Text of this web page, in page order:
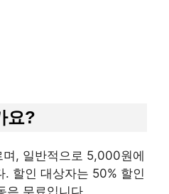
요?
며, 일반적으로 5,000원에
할인 대상자는 50% 할인
은 무료입니다.